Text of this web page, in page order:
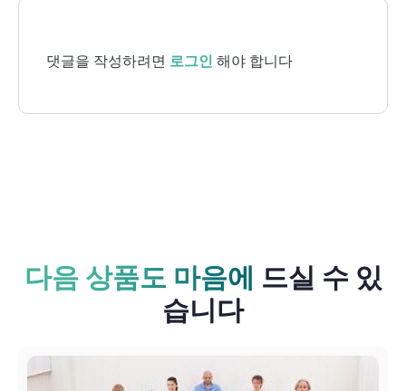
댓글을 작성하려면 로그인 해야 합니다
다음 상품도 마음에 드실 수 있
습니다